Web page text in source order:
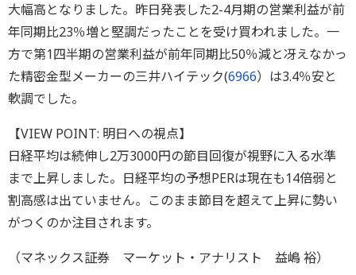
大幅高となりました。昨日発表した2-4月期の営業利益が前
年同期比23％増と堅調だったことを受け買われました。一
方で第1四半期の営業利益が前年同期比50％減と冴えなかっ
た精密金型メーカーの三井ハイテック(6966）は3.4％安と
軟調でした。
【VIEW POINT: 明日への視点】
日経平均は続伸し2万3000円の節目回復が視野に入る水準
まで上昇しました。日経平均の予想PERは現在も14倍弱と
割高感は出ていません。このまま節目を超えて上昇に勢い
がつくのか注目されます。
（マネックス証券 マーケット・アナリスト 益嶋 裕）